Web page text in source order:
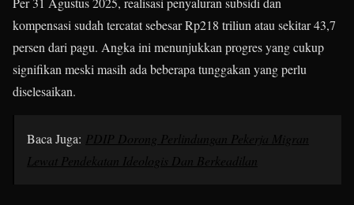
kompensasi sudah tercatat sebesar Rp218 triliun atau sekitar 43,7
persen dari pagu. Angka ini menunjukkan progres yang cukup
signifikan meski masih ada beberapa tunggakan yang perlu
diselesaikan.
Baca Juga: PDIP Dorong Perlindungan Pekerja Migran
Lewat Pendekatan Ideologis Dan Berkeadilan